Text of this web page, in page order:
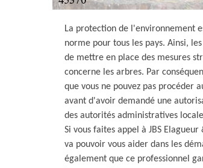
La protection de l'environnement
norme pour tous les pays. Ainsi,
de mettre en place des mesures
concerne les arbres. Par
que vous ne pouvez pas procéder
avant d'avoir demandé une
des autorités administratives
Si vous faites appel à JBS Elagueur
va pouvoir vous aider dans les
également que ce professionnel